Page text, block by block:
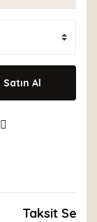
Satın Al
Taksit